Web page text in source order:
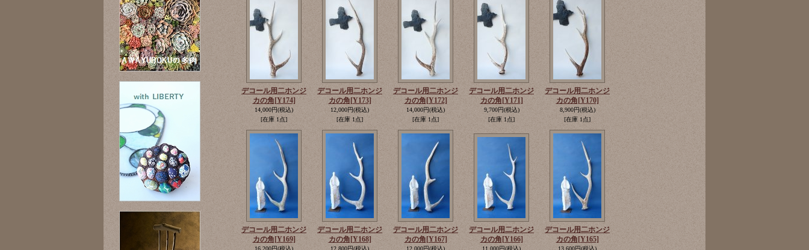
デコール用二ホンジ
カの角 [Y174]
14,000円(税込)
[在庫 1点]
デコール用二ホンジ
カの角 [Y173]
12,000円(税込)
[在庫 1点]
デコール用二ホンジ
カの角 [Y172]
14,000円(税込)
[在庫 1点]
デコール用二ホンジ
カの角 [Y171]
9,700円(税込)
[在庫 1点]
デコール用二ホンジ
カの角 [Y170]
8,900円(税込)
[在庫 1点]
デコール用二ホンジ
カの角 [Y169]
16,200円(税込)
デコール用二ホンジ
カの角 [Y168]
12,800円(税込)
デコール用二ホンジ
カの角 [Y167]
12,000円(税込)
デコール用二ホンジ
カの角 [Y166]
11,000円(税込)
デコール用二ホンジ
カの角 [Y165]
13,600円(税込)